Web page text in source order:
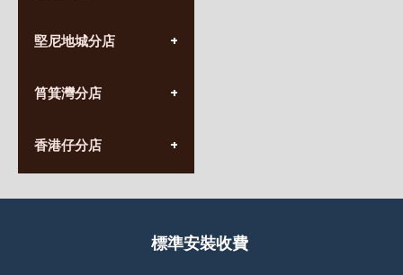
營業時間:
九龍太子太子道西141號
堅尼地城分店
營業時間:
香港堅尼地城卑路乍街
(堅尼地城地鐵站B出口)
筲箕灣分店
營業時間:
(10:00am-20:30pm)
香港仔分店
營業時間:
香港香港仔成都道20-28號標準安裝收費